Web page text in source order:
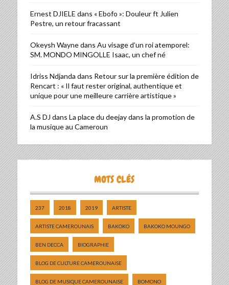
Ernest DJIELE dans « Ebofo »: Douleur ft Julien
Pestre, un retour fracassant
Okeysh Waynedans Au visage d’un roi atemporel:
SM. MONDO MINGOLLE Isaac, un chef né
Idriss Ndjanda dans Retour sur la première édition de
Rencart : « Il faut rester original, authentique et
unique pour une meilleure carrière artistique »
A.S DJ dans La place du deejay dans la promotion de
la musique au Cameroun
MOTS CLÉS
237 2018 2019 ARTISTE
ARTISTE CAMEROUNAIS BAKOKO BAKOKO MOUNGO
BEN DECCA BIOGRAPHIE
BLOG DE CULTURE CAMEROUNAISE
BLOG DE MUSIQUE CAMEROUNAISE BOMONO